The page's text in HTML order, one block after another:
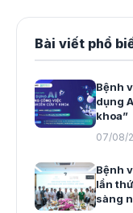
Bài viết phổ
Bệnh
dụng
khoa”
07/08/
Bệnh
lần
sàng